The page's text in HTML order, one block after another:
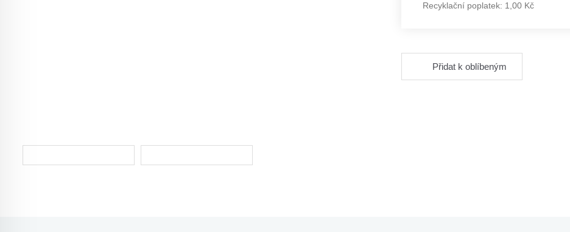
Recyklační poplatek: 1,00 Kč
Přidat k oblíbeným